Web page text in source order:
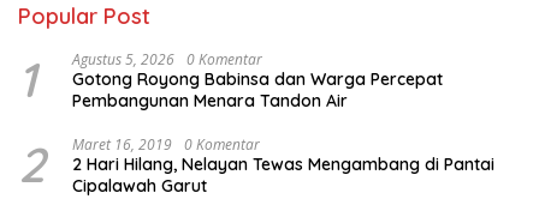
Popular Post
1 Agustus 5, 2026 0 Komentar
Gotong Royong Babinsa dan Warga Percepat
Pembangunan Menara Tandon Air
2 Maret 16, 2019 0 Komentar
2 Hari Hilang, Nelayan Tewas Mengambang di Pantai
Cipalawah Garut